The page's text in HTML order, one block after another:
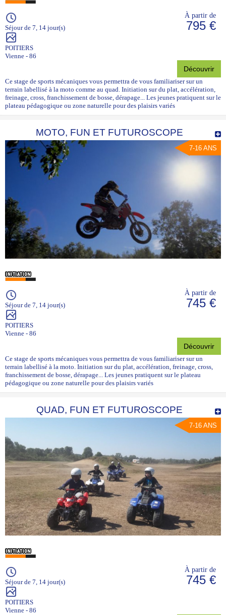
Séjour de 7, 14 jour(s)
POITIERS
Vienne - 86
À partir de
795 €
Découvrir
Ce stage de sports mécaniques vous permettra de vous familiariser sur un
terrain labellisé à la moto comme au quad. Initiation sur du plat, accélération,
freinage, cross, franchissement de bosse, dérapage... Les jeunes pratiquent sur le
plateau pédagogique ou zone naturelle pour des plaisirs variés
MOTO, FUN ET FUTUROSCOPE
7-16 ANS
Séjour de 7, 14 jour(s)
POITIERS
Vienne - 86
À partir de
745 €
Découvrir
Ce stage de sports mécaniques vous permettra de vous familiariser sur un
terrain labellisé à la moto. Initiation sur du plat, accélération, freinage, cross,
franchissement de bosse, dérapage... Les jeunes pratiquent sur le plateau
pédagogique ou zone naturelle pour des plaisirs variés
QUAD, FUN ET FUTUROSCOPE
7-16 ANS
Séjour de 7, 14 jour(s)
POITIERS
Vienne - 86
À partir de
745 €